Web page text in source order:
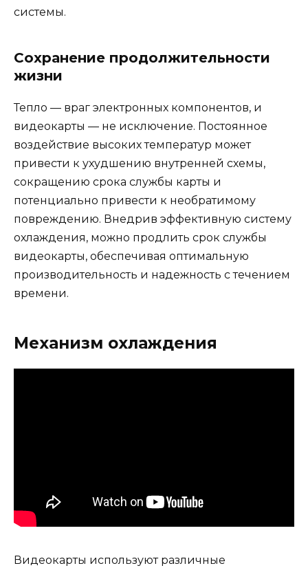
системы.
Сохранение продолжительности
жизни
Тепло — враг электронных компонентов, и
видеокарты — не исключение. Постоянное
воздействие высоких температур может
привести к ухудшению внутренней схемы,
сокращению срока службы карты и
потенциально привести к необратимому
повреждению. Внедрив эффективную систему
охлаждения, можно продлить срок службы
видеокарты, обеспечивая оптимальную
производительность и надежность с течением
времени.
Механизм охлаждения
Видеокарты используют различные